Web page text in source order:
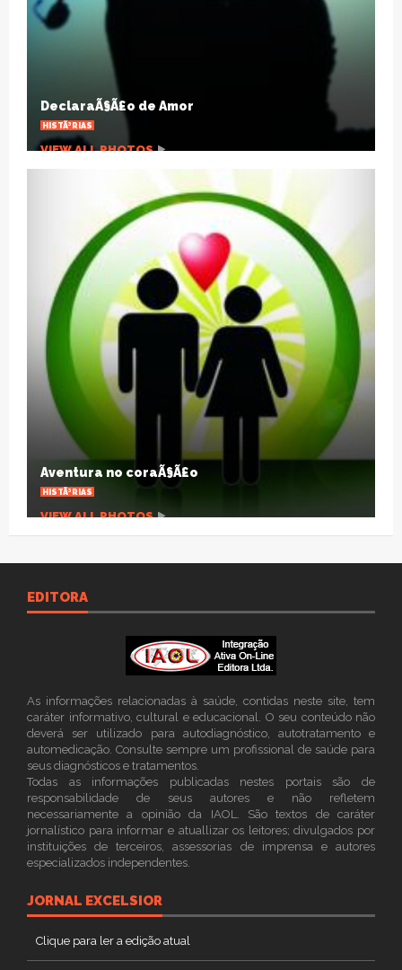
HÃ¡ um sÃ©culo a gripe espanhola mudou o
ARTIGOS
VIEW ALL PHOTOS
A pandemia que desnuda um planeta
agonizante
ARTIGOS
VIEW ALL PHOTOS
EDITORA
As informações relacionadas à saúde, contidas neste site, tem
caráter informativo, cultural e educacional. O seu conteúdo não
deverá ser utilizado para autodiagnóstico, autotratamento e
automedicação. Consulte sempre um profissional de saúde para
seus diagnósticos e tratamentos.
Todas as informações publicadas nestes portais são de
responsabilidade de seus autores e não refletem
necessariamente a opinião da IAOL. São textos de caráter
jornalístico para informar e atuallizar os leitores; divulgados por
instituições de terceiros, assessorias de imprensa e autores
especializados independentes.
JORNAL EXCELSIOR
Clique para ler a edição atual